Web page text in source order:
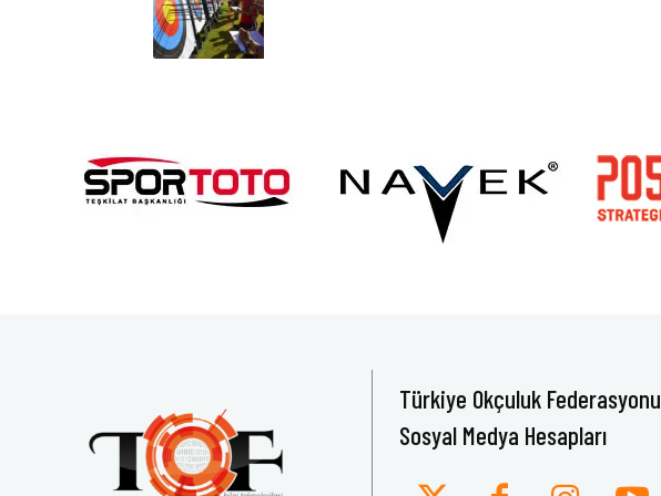
Türkiye Okçuluk Federasyonu
Sosyal Medya Hesapları